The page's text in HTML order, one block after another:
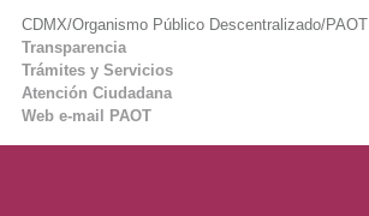
CDMX/Organismo Público Descentralizado/PAOT
Transparencia
Trámites y Servicios
Atención Ciudadana
Web e-mail PAOT